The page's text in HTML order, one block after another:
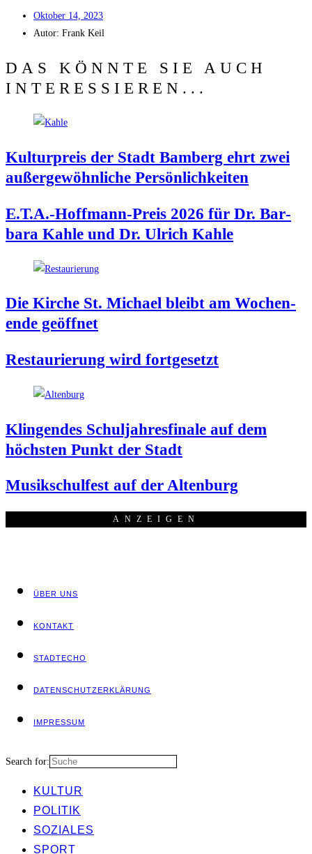
Okto­ber 14, 2023
Autor: Frank Keil
DAS KÖNNTE SIE AUCH
INTERESSIEREN...
Kul­tur­preis der Stadt Bam­berg ehrt zwei
außer­ge­wöhn­li­che Persönlichkeiten
E.T.A.-Hoffmann-Preis 2026 für Dr. Bar­
ba­ra Kah­le und Dr. Ulrich Kahle
Die Kir­che St. Micha­el bleibt am Wochen­
en­de geöffnet
Restau­rie­rung wird fortgesetzt
Klin­gen­des Schul­jah­res­fi­na­le auf dem
höchs­ten Punkt der Stadt
Musik­schul­fest auf der Altenburg
ANZEI­GEN
ÜBER UNS
KON­TAKT
STADT­ECHO
DATEN­SCHUTZ­ER­KLÄ­RUNG
IMPRES­SUM
Search for:
KUL­TUR
POLI­TIK
SOZIA­LES
SPORT